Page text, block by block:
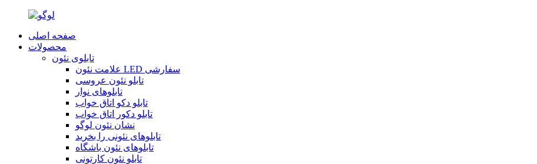
صفحه اصلی
محصولات
تابلوی نئون
علامت نئون LED سفارشی
تابلو نئون عروسی
تابلوهای نوار
تابلو دکو اتاق خواب
تابلو دکور اتاق خواب
نشان نئون لوگو
تابلوهای نئونی را بخرید
تابلوهای نئون باشگاه
تابلو نئون کارتونی